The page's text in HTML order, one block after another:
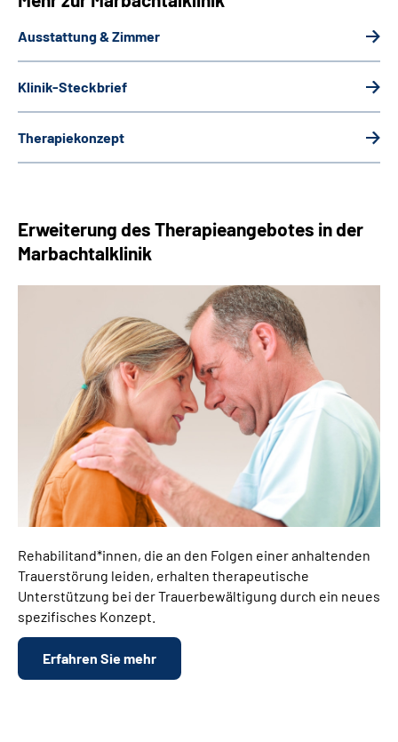
Ausstattung & Zimmer
Klinik-Steckbrief
Therapiekonzept
Erweiterung des Therapieangebotes in der
Marbachtalklinik
Rehabilitand*innen, die an den Folgen einer anhaltenden
Trauerstörung leiden, erhalten therapeutische
Unterstützung bei der Trauerbewältigung durch ein neues
spezifisches Konzept.
Erfahren Sie mehr